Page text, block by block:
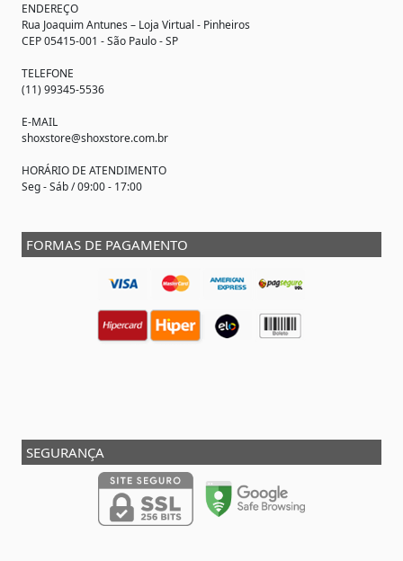
ENDEREÇO
Rua Joaquim Antunes – Loja Virtual - Pinheiros
CEP 05415-001 - São Paulo - SP
TELEFONE
(11) 99345-5536
E-MAIL
shoxstore@shoxstore.com.br
HORÁRIO DE ATENDIMENTO
Seg - Sáb / 09:00 - 17:00
FORMAS DE PAGAMENTO
SEGURANÇA